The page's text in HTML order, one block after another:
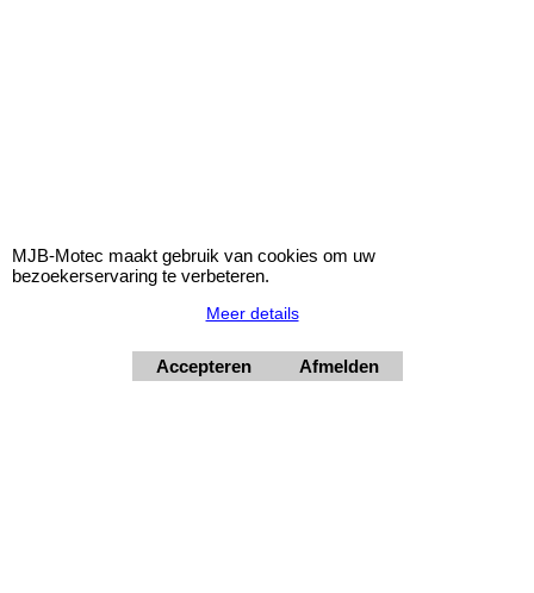
MJB-Motec maakt gebruik van cookies om uw
bezoekerservaring te verbeteren.
Meer details
Accepteren Afmelden